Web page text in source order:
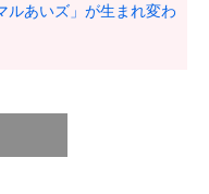
ルあいズ」が生まれ変わ